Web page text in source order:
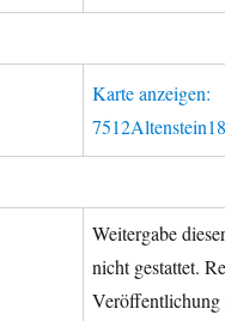
Karte anzeigen:
Weitergabe
nicht gestattet.